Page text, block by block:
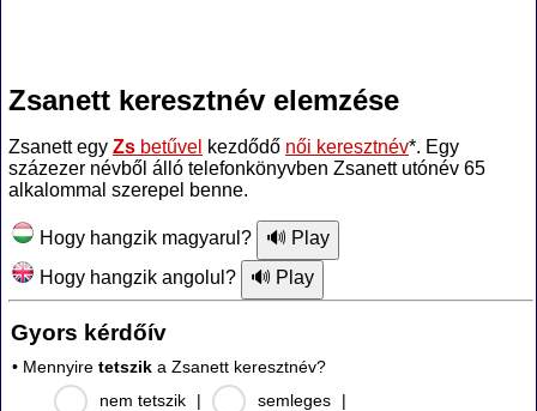
Zsanett keresztnév elemzése
Zsanett egy Zs betűvel kezdődő női keresztnév*. Egy
százezer névből álló telefonkönyvben Zsanett utónév 65
alkalommal szerepel benne.
Hogy hangzik magyarul?
Hogy hangzik angolul?
Gyors kérdőív
• Mennyire tetszik a Zsanett keresztnév?
nem tetszik
| semleges |